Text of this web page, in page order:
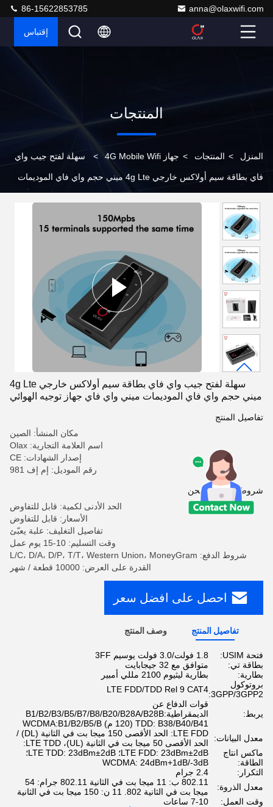
anna@olaxwifi.com
86-15622853785
إقتباس
المنتجات
المنزل > المنتجات > جهاز 4G Mobile Wifi > سهلة لفتح جيب واي
فاي بطاقة سيم أولاكس خارجي 4g Lte ميني حجم واي فاي الموديمات
سهلة لفتح جيب واي فاي بطاقة سيم أولاكس خارجي 4g Lte
ميني حجم واي فاي الموديمات ميني واي فاي جهاز توجيه الهوائي
تفاصيل المنتج
مكان المنشأ: الصين
اسم العلامة التجارية: Olax
إصدار الشهادات: CE
رقم الموديل: إم إف 981
شروط الدفع والشحن
الحد الأدنى لكمية: قابل للتفاوض
الأسعار: قابل للتفاوض
تفاصيل التغليف: علبة يعبّئ
وقت التسليم: 10-15 يوم عمل
شروط الدفع: L/C، D/A، D/P، T/T، Western Union، MoneyGram
القدرة على العرض: 10000 قطعة / شهر
احصل على افضل سعر
تفاصيل المنتج وصف المنتج
فتحة USIM:
1.8 فولت/3.0 فولت يوسيم 3FF
بطاقة تي:
متوافق مع 32 جيجابايت
بطارية:
بطارية ليثيوم 2100 مللي أمبير
بروتوكول
3GPP/3GPP2:
LTE FDD/TDD Rel 9 CAT4
يربط:
قوات الدفاع عن
الديمقراطية:B1/B2/B3/B5/B7/B8/B20/B28A/B28B
TDD: B38/B40/B41 (120 م) WCDMA:B1/B2/B5/B
معدل البيانات:
LTE FDD: الحد الأقصى 150 ميجا بت في الثانية (DL) /
الحد الأقصى 50 ميجا بت في الثانية (UL)، LTE TDD:
ماكس انتاج
الطاقة:
LTE FDD: 23dBm±2dB؛ LTE TDD: 23dBm±2dB؛
WCDMA: 24dBm+1dB/-3dB
التكرار:
2.4 جرام
معدل الذروة:
802.11 ب: 11 ميجا بت في الثانية 802.11 جرام: 54
ميجا بت في الثانية 802. 11 ن: 150 ميجا بت في الثانية
وقت العمل:
7-10 ساعات